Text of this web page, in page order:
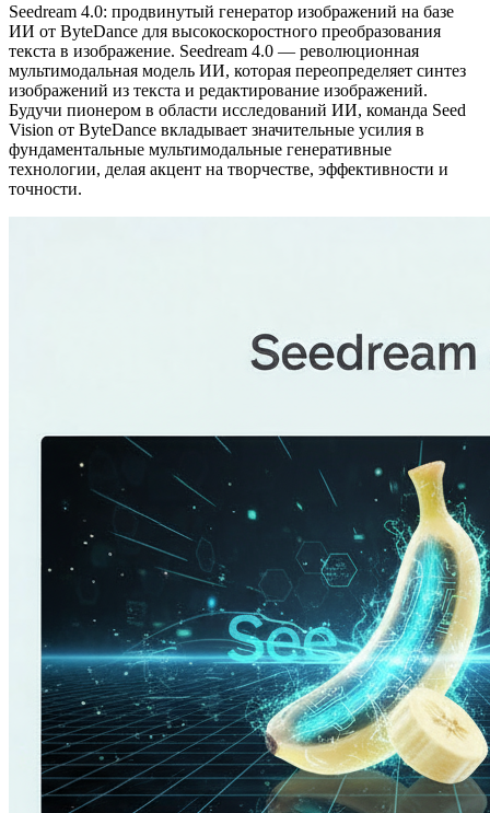
Seedream 4.0: продвинутый генератор изображений на базе
ИИ от ByteDance для высокоскоростного преобразования
текста в изображение. Seedream 4.0 — революционная
мультимодальная модель ИИ, которая переопределяет синтез
изображений из текста и редактирование изображений.
Будучи пионером в области исследований ИИ, команда Seed
Vision от ByteDance вкладывает значительные усилия в
фундаментальные мультимодальные генеративные
технологии, делая акцент на творчестве, эффективности и
точности.